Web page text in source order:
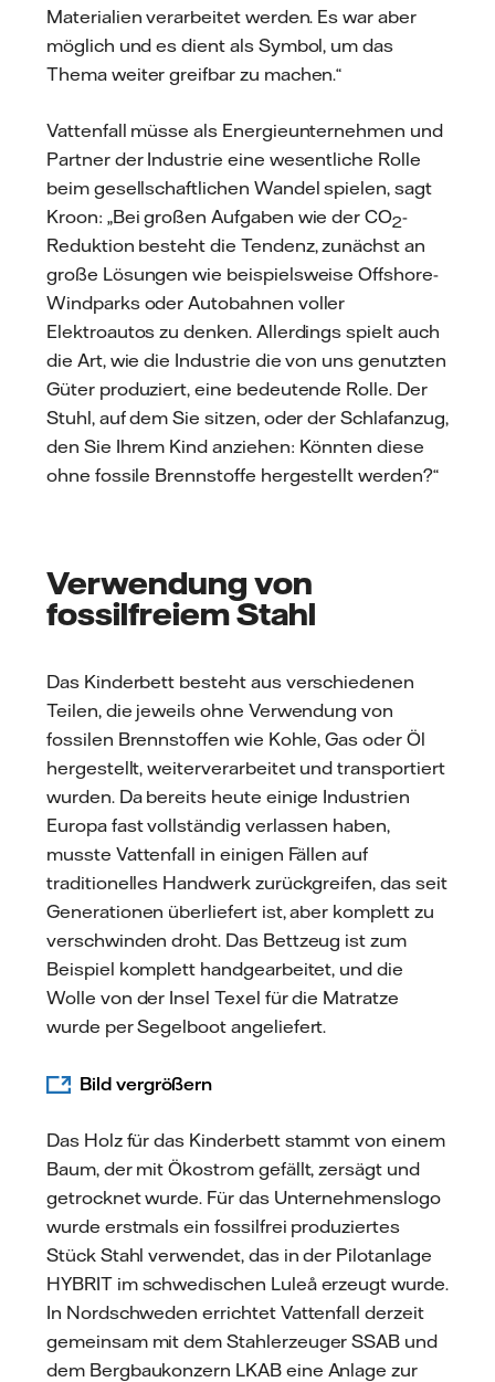
Materialien verarbeitet werden. Es war aber
möglich und es dient als Symbol, um das
Thema weiter greifbar zu machen.“
Vattenfall müsse als Energieunternehmen und
Partner der Industrie eine wesentliche Rolle
beim gesellschaftlichen Wandel spielen, sagt
Kroon: „Bei großen Aufgaben wie der CO2-
Reduktion besteht die Tendenz, zunächst an
große Lösungen wie beispielsweise Offshore-
Windparks oder Autobahnen voller
Elektroautos zu denken. Allerdings spielt auch
die Art, wie die Industrie die von uns genutzten
Güter produziert, eine bedeutende Rolle. Der
Stuhl, auf dem Sie sitzen, oder der Schlafanzug,
den Sie Ihrem Kind anziehen: Könnten diese
ohne fossile Brennstoffe hergestellt werden?“
Verwendung von
fossilfreiem Stahl
Das Kinderbett besteht aus verschiedenen
Teilen, die jeweils ohne Verwendung von
fossilen Brennstoffen wie Kohle, Gas oder Öl
hergestellt, weiterverarbeitet und transportiert
wurden. Da bereits heute einige Industrien
Europa fast vollständig verlassen haben,
musste Vattenfall in einigen Fällen auf
traditionelles Handwerk zurückgreifen, das seit
Generationen überliefert ist, aber komplett zu
verschwinden droht. Das Bettzeug ist zum
Beispiel komplett handgearbeitet, und die
Wolle von der Insel Texel für die Matratze
wurde per Segelboot angeliefert.
Bild vergrößern
Das Holz für das Kinderbett stammt von einem
Baum, der mit Ökostrom gefällt, zersägt und
getrocknet wurde. Für das Unternehmenslogo
wurde erstmals ein fossilfrei produziertes
Stück Stahl verwendet, das in der Pilotanlage
HYBRIT im schwedischen Luleå erzeugt wurde.
In Nordschweden errichtet Vattenfall derzeit
gemeinsam mit dem Stahlerzeuger SSAB und
dem Bergbaukonzern LKAB eine Anlage zur